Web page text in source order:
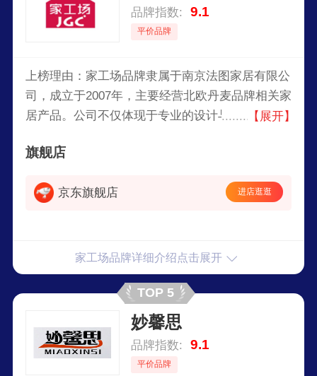
品牌指数: 9.1
平价品牌
上榜理由：家工场品牌隶属于南京法图家居有限公
司，成立于2007年，主要经营北欧丹麦品牌相关家
居产品。公司不仅体现于专业的设计与生产，更致
的团队，是持续发展的源动力。
【展开】
旗舰店
京东旗舰店 进店逛逛
家工场品牌详细介绍点击展开
TOP 5
妙馨思
品牌指数: 9.1
平价品牌